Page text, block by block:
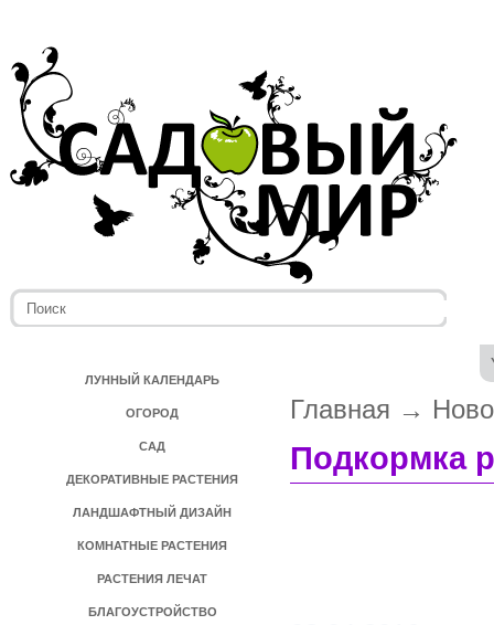
ЛУННЫЙ КАЛЕНДАРЬ
ОГОРОД
САД
ДЕКОРАТИВНЫЕ РАСТЕНИЯ
ЛАНДШАФТНЫЙ ДИЗАЙН
КОМНАТНЫЕ РАСТЕНИЯ
РАСТЕНИЯ ЛЕЧАТ
БЛАГОУСТРОЙСТВО
Главная →
Подкормка